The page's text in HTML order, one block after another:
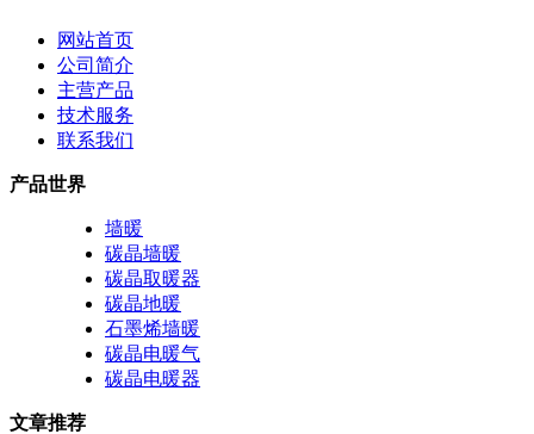
网站首页
公司简介
主营产品
技术服务
联系我们
产品世界
墙暖
碳晶墙暖
碳晶取暖器
碳晶地暖
石墨烯墙暖
碳晶电暖气
碳晶电暖器
文章推荐